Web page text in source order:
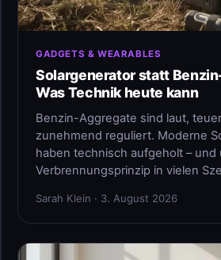
GADGETS & WEARABLES
Solargenerator statt
Was Technik heute kann
Benzin-Aggregate sind laut,
zunehmend reguliert. Moderne
haben technisch aufgeholt –
Verbrennungsprinzip in vielen
Sarah Klein · 3. August 2026